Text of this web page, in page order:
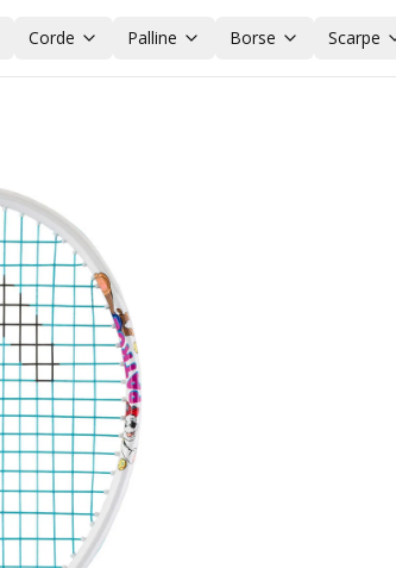
Corde Palline Borse Scarpe